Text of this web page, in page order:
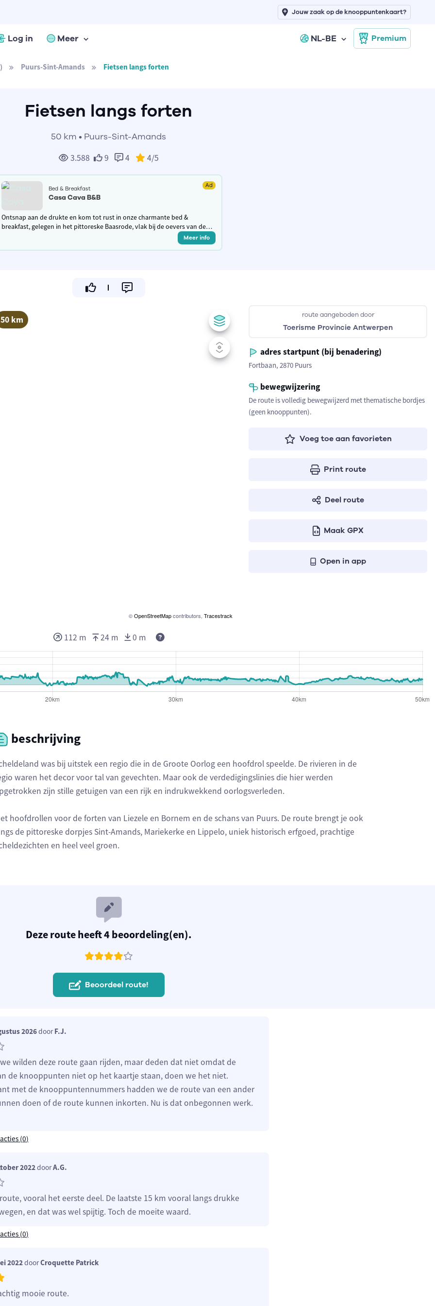
Log in Meer NL-BE Premium
Jouw zaak op de knooppuntenkaart?
Puurs-Sint-Amands Fietsen langs forten
Fietsen langs forten
50 km • Puurs-Sint-Amands
3.588 9 4 4/5
Bed & Breakfast Ad
Casa Cava B&B
Ontsnap aan de drukte en kom tot rust in onze charmante bed &
breakfast, gelegen in het pittoreske Baasrode, vlak bij de oevers van de
Schelde. Een comfortabele tussenstop tijdens een fietsvakantie.Meer info
50 km
©OpenStreetMapcontributors, Tracestrack
route aangeboden door
Toerisme Provincie Antwerpen
adres startpunt (bij benadering)
Fortbaan, 2870 Puurs
bewegwijzering
De route is volledig bewegwijzerd met thematische bordjes
(geen knooppunten).
Voeg toe aan favorieten
Print route
Deel route
Maak GPX
Open in app
112 m 24 m 0 m Deze waarden geven respectievelijk het aantal te stijgen meters, het
beschrijving
was bij uitstek een regio die in de Groote Oorlog een hoofdrol speelde. De rivieren in de
waren het decor voor tal van gevechten. Maar ook de verdedigingslinies die hier werden
zijn stille getuigen van een rijk en indrukwekkend oorlogsverleden.
hoofdrollen voor de forten van Liezele en Bornem en de schans van Puurs. De route brengt je ook
de pittoreske dorpjes Sint-Amands, Mariekerke en Lippelo, uniek historisch erfgoed, prachtige
en heel veel groen.
Deze route heeft 4 beoordeling(en).
Beoordeel route!
2026doorF.J.
wilden deze route gaan rijden, maar deden dat niet omdat de
de knooppunten niet op het kaartje staan, doen we het niet.
met de knooppuntennummers hadden we de route van een ander
doen of de route kunnen inkorten. Nu is dat onbegonnen werk.
(0)
2022doorA.G.
vooral het eerste deel. De laatste 15 km vooral langs drukke
en dat was wel spijtig. Toch de moeite waard.
(0)
2022doorCroquette Patrick
mooie route.